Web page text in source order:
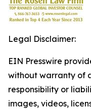
Legal Disclaimer:
EIN Presswire
without warranty of
responsibility or
images, videos,